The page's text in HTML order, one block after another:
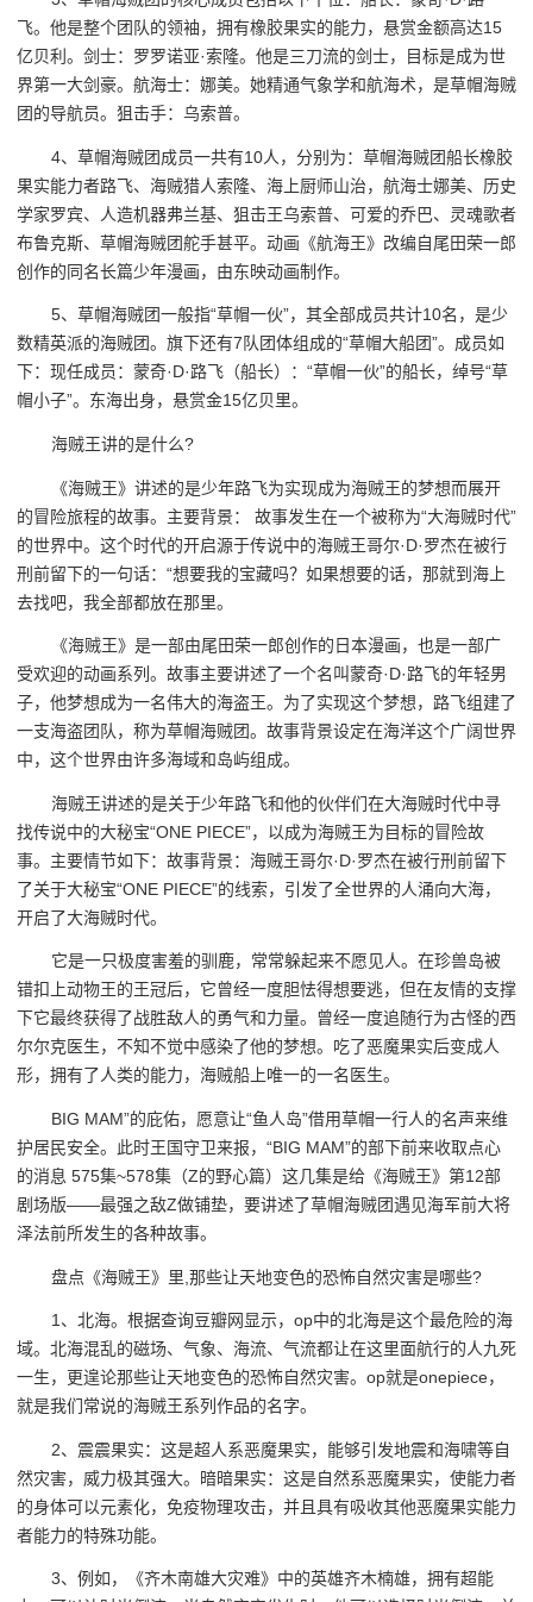
飞。他是整个团队的领袖，拥有橡胶果实的能力，悬赏金额高达15
亿贝利。剑士：罗罗诺亚·索隆。他是三刀流的剑士，目标是成为世
界第一大剑豪。航海士：娜美。她精通气象学和航海术，是草帽海贼
团的导航员。狙击手：乌索普。
4、草帽海贼团成员一共有10人，分别为：草帽海贼团船长橡胶
果实能力者路飞、海贼猎人索隆、海上厨师山治，航海士娜美、历史
学家罗宾、人造机器弗兰基、狙击王乌索普、可爱的乔巴、灵魂歌者
布鲁克斯、草帽海贼团舵手甚平。动画《航海王》改编自尾田荣一郎
创作的同名长篇少年漫画，由东映动画制作。
5、草帽海贼团一般指“草帽一伙”，其全部成员共计10名，是少
数精英派的海贼团。旗下还有7队团体组成的“草帽大船团”。成员如
下：现任成员：蒙奇·D·路飞（船长）：“草帽一伙”的船长，绰号“草
帽小子”。东海出身，悬赏金15亿贝里。
海贼王讲的是什么?
《海贼王》讲述的是少年路飞为实现成为海贼王的梦想而展开
的冒险旅程的故事。主要背景： 故事发生在一个被称为“大海贼时代”
的世界中。这个时代的开启源于传说中的海贼王哥尔·D·罗杰在被行
刑前留下的一句话：“想要我的宝藏吗？如果想要的话，那就到海上
去找吧，我全部都放在那里。
《海贼王》是一部由尾田荣一郎创作的日本漫画，也是一部广
受欢迎的动画系列。故事主要讲述了一个名叫蒙奇·D·路飞的年轻男
子，他梦想成为一名伟大的海盗王。为了实现这个梦想，路飞组建了
一支海盗团队，称为草帽海贼团。故事背景设定在海洋这个广阔世界
中，这个世界由许多海域和岛屿组成。
海贼王讲述的是关于少年路飞和他的伙伴们在大海贼时代中寻
找传说中的大秘宝“ONE PIECE”，以成为海贼王为目标的冒险故
事。主要情节如下：故事背景：海贼王哥尔·D·罗杰在被行刑前留下
了关于大秘宝“ONE PIECE”的线索，引发了全世界的人涌向大海，
开启了大海贼时代。
它是一只极度害羞的驯鹿，常常躲起来不愿见人。在珍兽岛被
错扣上动物王的王冠后，它曾经一度胆怯得想要逃，但在友情的支撑
下它最终获得了战胜敌人的勇气和力量。曾经一度追随行为古怪的西
尔尔克医生，不知不觉中感染了他的梦想。吃了恶魔果实后变成人
形，拥有了人类的能力，海贼船上唯一的一名医生。
BIG MAM”的庇佑，愿意让“鱼人岛”借用草帽一行人的名声来维
护居民安全。此时王国守卫来报，“BIG MAM”的部下前来收取点心
的消息 575集~578集（Z的野心篇）这几集是给《海贼王》第12部
剧场版——最强之敌Z做铺垫，要讲述了草帽海贼团遇见海军前大将
泽法前所发生的各种故事。
盘点《海贼王》里,那些让天地变色的恐怖自然灾害是哪些?
1、北海。根据查询豆瓣网显示，op中的北海是这个最危险的海
域。北海混乱的磁场、气象、海流、气流都让在这里面航行的人九死
一生，更遑论那些让天地变色的恐怖自然灾害。op就是onepiece，
就是我们常说的海贼王系列作品的名字。
2、震震果实：这是超人系恶魔果实，能够引发地震和海啸等自
然灾害，威力极其强大。暗暗果实：这是自然系恶魔果实，使能力者
的身体可以元素化，免疫物理攻击，并且具有吸收其他恶魔果实能力
者能力的特殊功能。
3、例如，《齐木南雄大灾难》中的英雄齐木楠雄，拥有超能